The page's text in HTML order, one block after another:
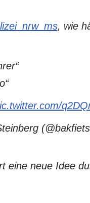
, wie
eine neue Idee